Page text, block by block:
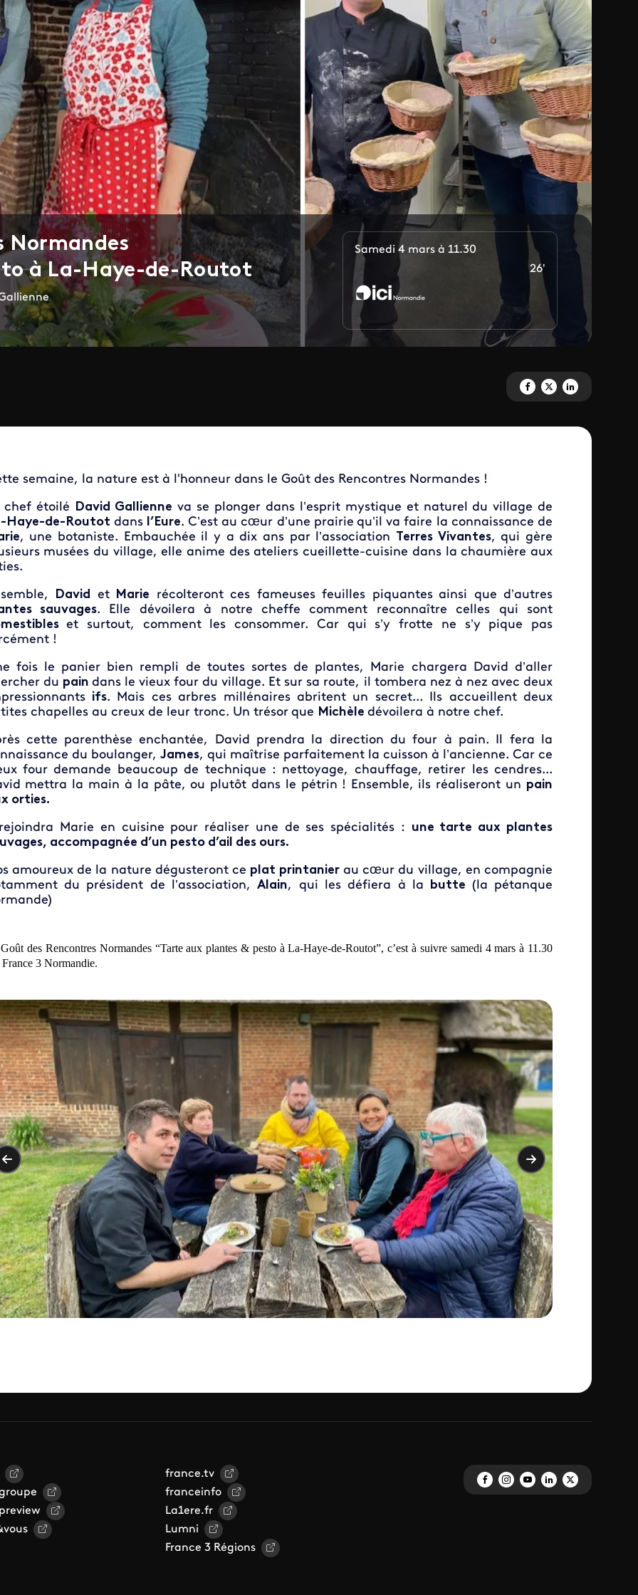
Normandes
à La-Haye-de-Routot
Samedi 4 mars à 11.30
26'
Partagez 'Le Goût des
Partagez 'Le Goût des
Partagez 'Le Goût
semaine, la nature est à l'honneur dans le Goût des Rencontres Normandes !
chef étoilé David Gallienne va se plonger dans l’esprit mystique et naturel du village de
Haye-de-Routot dans l’Eure. C’est au cœur d’une prairie qu’il va faire la connaissance de
, une botaniste. Embauchée il y a dix ans par l’association Terres Vivantes, qui gère
musées du village, elle anime des ateliers cueillette-cuisine dans la chaumière aux
David etMarie récolteront ces fameuses feuilles piquantes ainsi que d’autres
sauvages. Elle dévoilera à notre cheffe comment reconnaître celles qui sont
et surtout, comment les consommer. Car qui s’y frotte ne s’y pique pas
!
fois le panier bien rempli de toutes sortes de plantes, Marie chargera David d’aller
du pain dans le vieux four du village. Et sur sa route, il tombera nez à nez avec deux
ifs. Mais ces arbres millénaires abritent un secret... Ils accueillent deux
chapelles au creux de leur tronc. Un trésor que Michèle dévoilera à notre chef.
cette parenthèse enchantée, David prendra la direction du four à pain. Il fera la
du boulanger, James, qui maîtrise parfaitement la cuisson à l’ancienne. Car ce
four demande beaucoup de technique : nettoyage, chauffage, retirer les cendres...
mettra la main à la pâte, ou plutôt dans le pétrin ! Ensemble, ils réaliseront un pain
orties.
Marie en cuisine pour réaliser une de ses spécialités : une tarte aux plantes
accompagnée d’un pesto d’ail des ours.
amoureux de la nature dégusteront ce plat printanierau cœur du village, en compagnie
du président de l’association,Alain, qui les défiera à la butte (la pétanque
des Rencontres Normandes “Tarte aux plantes & pesto à La-Haye-de-Routot”, c’est à suivre samedi 4 mars à 11.30
France 3 Normandie.
france.tv
franceinfo
La1ere.fr
Lumni
France 3 Régions